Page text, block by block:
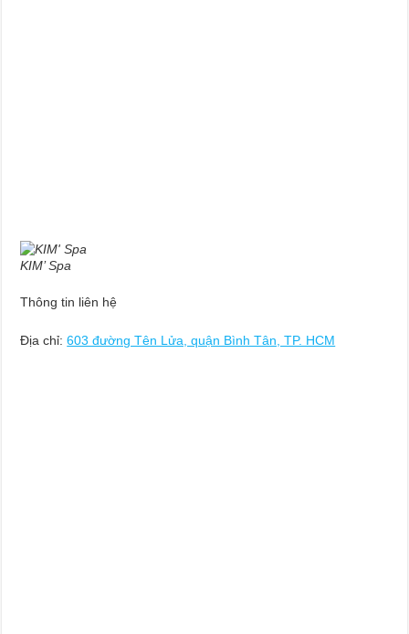
KIM’ Spa
Thông tin liên hệ
Địa chỉ:603 đường Tên Lửa, quận Bình Tân, TP. HCM